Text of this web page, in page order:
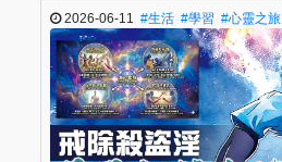
2026-06-11 #生活 #學習 #心靈之旅